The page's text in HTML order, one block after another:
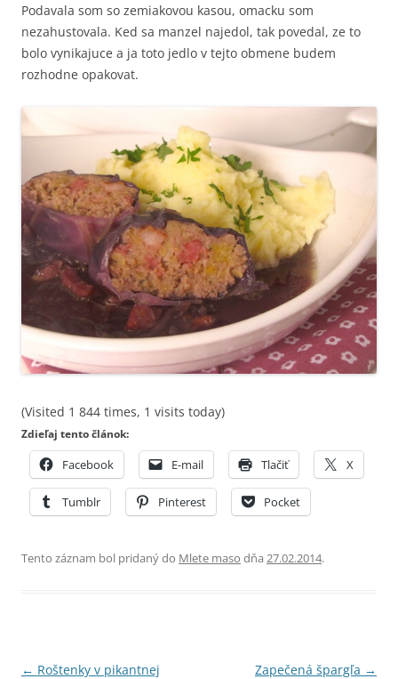
Podavala som so zemiakovou kasou, omacku som
nezahustovala. Ked sa manzel najedol, tak povedal, ze to
bolo vynikajuce a ja toto jedlo v tejto obmene budem
rozhodne opakovat.
(Visited 1 844 times, 1 visits today)
Zdieľaj tento článok:
Facebook E-mail Tlačiť X
Tumblr Pinterest Pocket
Tento záznam bol pridaný do Mlete maso dňa 27.02.2014.
Navigácia
← Roštenky v pikantnej
Zapečená špargľa →